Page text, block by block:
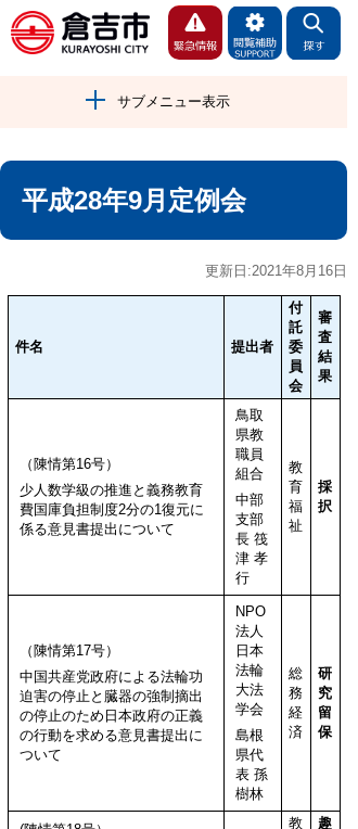
サブメニュー表示
平成28年9月定例会
更新日:2021年8月16日
件名 提出者
付
託
委
員
会
審
査
結
果
（陳情第16号）
少人数学級の推進と義務教育
費国庫負担制度2分の1復元に
係る意見書提出について
鳥取
県教
職員
組合
中部
支部
長 筏
津 孝
行
教
育
福
祉
採
択
（陳情第17号）
中国共産党政府による法輪功
迫害の停止と臓器の強制摘出
の停止のため日本政府の正義
の行動を求める意見書提出に
ついて
NPO
法人
日本
法輪
大法
学会
島根
県代
表 孫
樹林
総
務
経
済
研
究
留
保
教
趣